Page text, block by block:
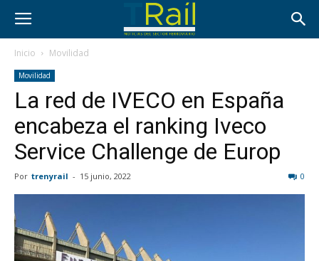
Inicio Movilidad
Movilidad
La red de IVECO en España
encabeza el ranking Iveco
Service Challenge de Europ
Por trenyrail - 15 junio, 2022 0